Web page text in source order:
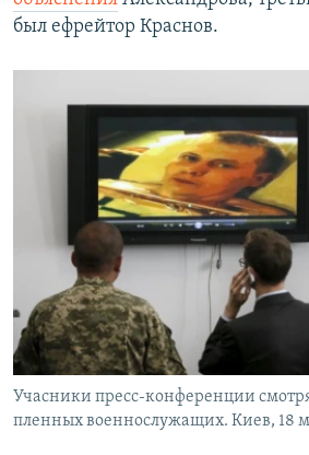
был ефрейтор Краснов.
Учасники пресс-конференции
пленных военнослужащих. Киев, 18